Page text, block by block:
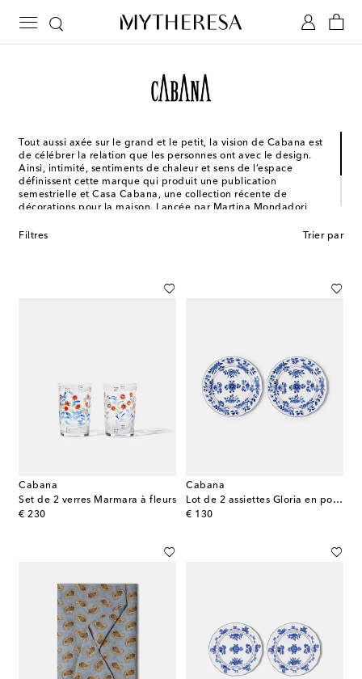
Tout aussi axée sur le grand et le petit, la vision de Cabana est
de célébrer la relation que les personnes ont avec le design.
Ainsi, intimité, sentiments de chaleur et sens de l’espace
définissent cette marque qui produit une publication
semestrielle et Casa Cabana, une collection récente de
décorations pour la maison. Lancée par Martina Mondadori,
couleurs audacieuses, des tissus remarquables et des imprimés
Filtres Trier par
Cabana
Set de 2 verres Marmara à fleurs
€ 230
original price
Cabana
Lot de 2 assiettes Gloria en porcelaine
€ 130
original price